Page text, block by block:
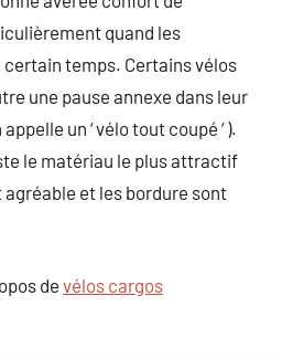
quand les
temps. Certains vélos
une pause annexe dans leur
un ‘ vélo tout coupé ‘ ).
le matériau le plus attractif
et les bordure sont
de vélos cargos